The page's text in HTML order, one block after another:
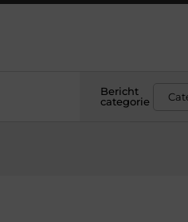
Bericht
categorie